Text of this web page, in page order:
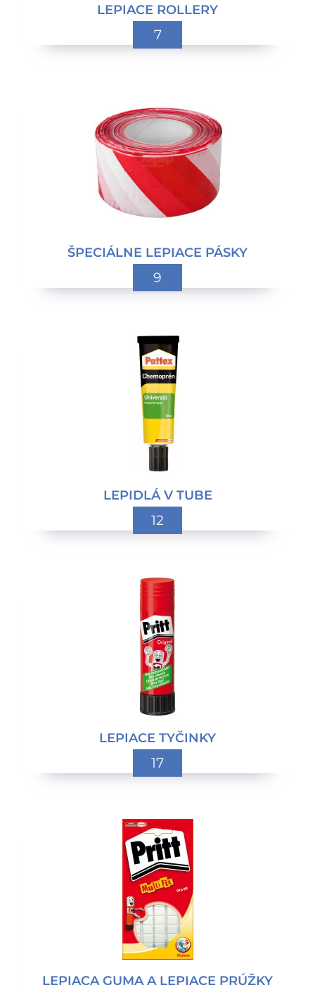
LEPIACE ROLLERY
7
ŠPECIÁLNE LEPIACE PÁSKY
9
LEPIDLÁ V TUBE
12
LEPIACE TYČINKY
17
LEPIACA GUMA A LEPIACE PRÚŽKY